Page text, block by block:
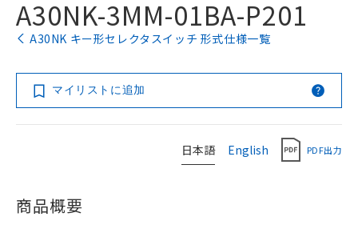
A30NK-3MM-01BA-P201
A30NK キー形セレクタスイッチ 形式仕様一覧
マイリストに追加
日本語 English PDF出力
商品概要